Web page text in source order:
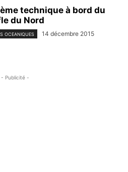
technique à bord du
du Nord
OCEANIQUES 14 décembre 2015
- Publicité -